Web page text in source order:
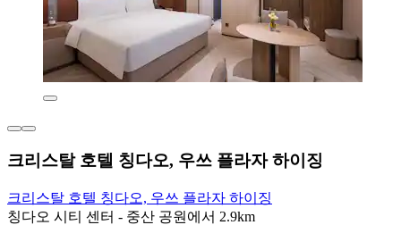
크리스탈 호텔 칭다오, 우쓰 플라자 하이징
크리스탈 호텔 칭다오, 우쓰 플라자 하이징
칭다오 시티 센터 - 중산 공원에서 2.9km